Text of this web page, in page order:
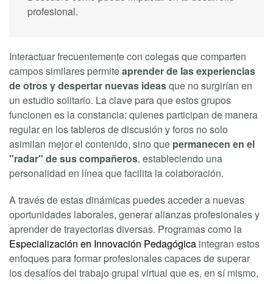
profesional.
Interactuar frecuentemente con colegas que comparten
campos similares permiteaprender de las experiencias
de otros y despertar nuevas ideasque no surgirían en
un estudio solitario. La clave para que estos grupos
funcionen es la constancia: quienes participan de manera
regular en los tableros de discusión y foros no solo
asimilan mejor el contenido, sino que permanecen en el
"radar" de sus compañeros, estableciendo una
personalidad en línea que facilita la colaboración.
A través de estas dinámicas puedes acceder a nuevas
oportunidades laborales, generar alianzas profesionales y
aprender de trayectorias diversas. Programas como la
Especialización en Innovación Pedagógica integran estos
enfoques para formar profesionales capaces de superar
los desafíos del trabajo grupal virtual que es, en sí mismo,